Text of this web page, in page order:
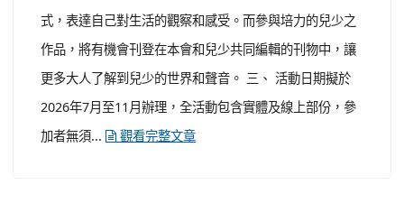
式，表達自己對生活的觀察和感受。而參與培力的兒少之
作品，將有機會刊登在本會和兒少共同編輯的刊物中，讓
更多大人了解到兒少的世界和聲音。 三、 活動日期擬於
2026年7月至11月辦理，全活動包含實體及線上部份，參
加者無須...
觀看完整文章